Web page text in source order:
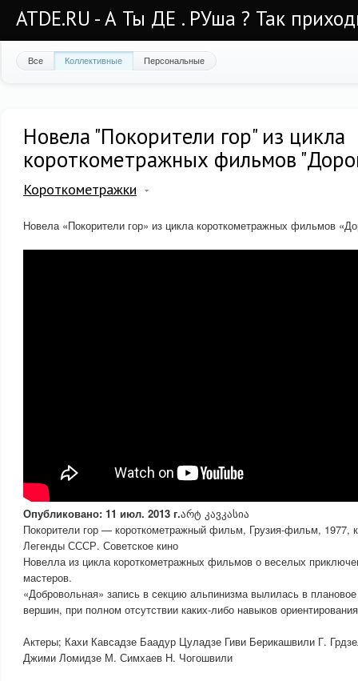
ATDE.RU - А Ты ДЕ . РУша ? Так
Все Коллективные Персональные
Новела "Покорители гор" из цикла
короткометражных фильмов
Короткометражки
Новела «Покорители гор» из цикла короткометражных фильмов
Опубликовано: 11 июл. 2013 г.არტ კავკასია
Покорители гор — короткометражный фильм, Грузия-фильм, 1977,
Легенды СССР. Советское кино
Новелла из цикла короткометражных фильмов о веселых
мастеров.
«Добровольная» запись в секцию альпинизма вылилась в
вершин, при полном отсутствии каких-либо навыков
Актеры; Кахи Кавсадзе Баадур Цуладзе Гиви Берикашвили Г.
Джими Ломидзе М. Симхаев Н. Чогошвили